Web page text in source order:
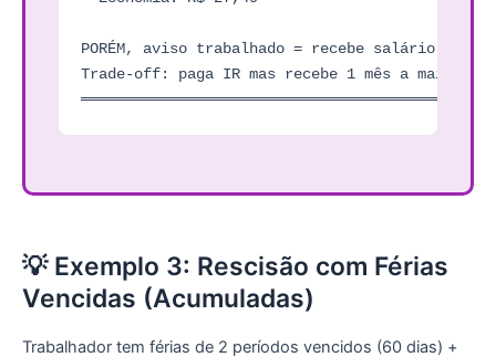
PORÉM, aviso trabalhado = recebe salário extra
Trade-off: paga IR mas recebe 1 mês a mais de
💡 Exemplo 3: Rescisão com Férias
Vencidas (Acumuladas)
Trabalhador tem férias de 2 períodos vencidos (60 dias) +